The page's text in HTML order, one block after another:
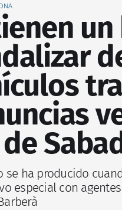
se ha producido
especial con